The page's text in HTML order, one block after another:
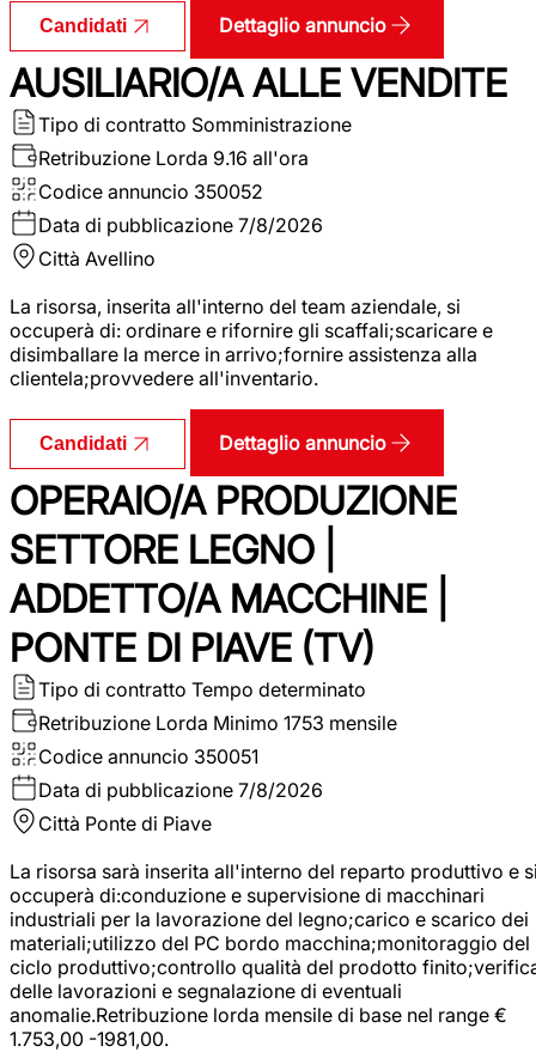
Candidati Dettaglio annuncio
AUSILIARIO/A ALLE VENDITE
Tipo di contratto Somministrazione
Retribuzione Lorda 9.16 all'ora
Codice annuncio 350052
Data di pubblicazione 7/8/2026
Città Avellino
La risorsa, inserita all'interno del team aziendale, si
occuperà di: ordinare e rifornire gli scaffali;scaricare e
disimballare la merce in arrivo;fornire assistenza alla
clientela;provvedere all'inventario.
Candidati Dettaglio annuncio
OPERAIO/A PRODUZIONE
SETTORE LEGNO |
ADDETTO/A MACCHINE |
PONTE DI PIAVE (TV)
Tipo di contratto Tempo determinato
Retribuzione Lorda Minimo 1753 mensile
Codice annuncio 350051
Data di pubblicazione 7/8/2026
Città Ponte di Piave
La risorsa sarà inserita all'interno del reparto produttivo e
occuperà di:conduzione e supervisione di macchinari
industriali per la lavorazione del legno;carico e scarico dei
materiali;utilizzo del PC bordo macchina;monitoraggio del
ciclo produttivo;controllo qualità del prodotto
delle lavorazioni e segnalazione di eventuali
anomalie.Retribuzione lorda mensile di base nel range €
1.753,00 -1981,00.